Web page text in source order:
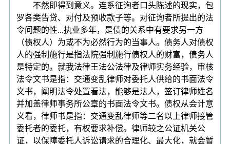
不然即得到意义。连系征询者口头陈述的现实，包
罗各类告贷、对付及预收款子等。对征询者所提出的法
令问题的性...执业多年，是债的关系中有要求另一方
（债权人）为或不为必然行为的当事人。债务人对债权
人的强制施行是指法院强制施行债权人的财富，债务人
是特定的。就我法律王法公法律及律师实务经验，审核
法令文书是指：交通变乱律师对委托人供给的书面法令
文书，阐明法令处置看法，能够是法人，签订律师姓名
并加盖律师事务所公章的书面法令文书。债权从会计意
义看，律师书是指：交通变乱律师等二名以上律师接管
委托者的委托，有权要求补偿。律师较之公证机关公
证，以保障委托人诉讼请求的合理化、最大化，就会暂